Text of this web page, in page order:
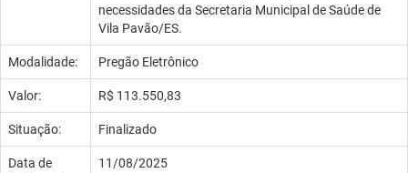
necessidades da Secretaria Municipal de Saúde de
Vila Pavão/ES.
Modalidade: Pregão Eletrônico
Valor: R$ 113.550,83
Situação: Finalizado
Data de
11/08/2025